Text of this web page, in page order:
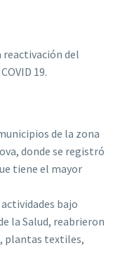
reactivación del
19.
de la zona
donde se registró
tiene el mayor
bajo
la Salud, reabrieron
plantas textiles,